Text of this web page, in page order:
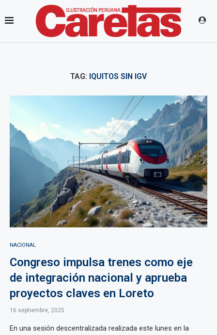
TAG: IQUITOS SIN IGV
NACIONAL
Congreso impulsa trenes como eje
de integración nacional y aprueba
proyectos claves en Loreto
16 septiembre, 2025
En una sesión descentralizada realizada este lunes en la